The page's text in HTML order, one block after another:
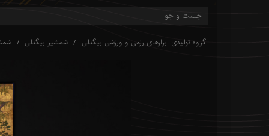
گروه تولیدی ابزارهای رزمی و ورزشی بیگدلی شمشیر بیگدلی